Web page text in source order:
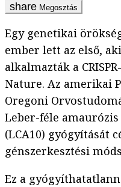
Megosztás
Egy genetikai
ember lett az első,
alkalmazták a
Nature. Az amerikai
Oregoni
Leber-féle
(LCA10) gyógyítását
génszerkesztési
Ez a